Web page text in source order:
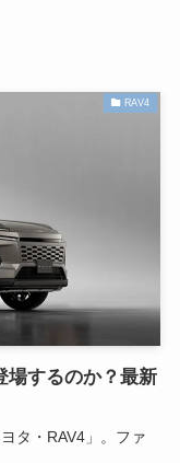
RAV4
場するのか？最新
タ・RAV4」。ファ